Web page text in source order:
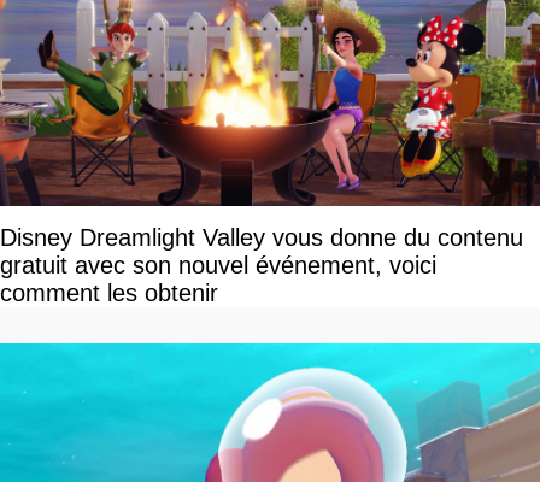
Disney Dreamlight Valley vous donne du contenu
gratuit avec son nouvel événement, voici
comment les obtenir